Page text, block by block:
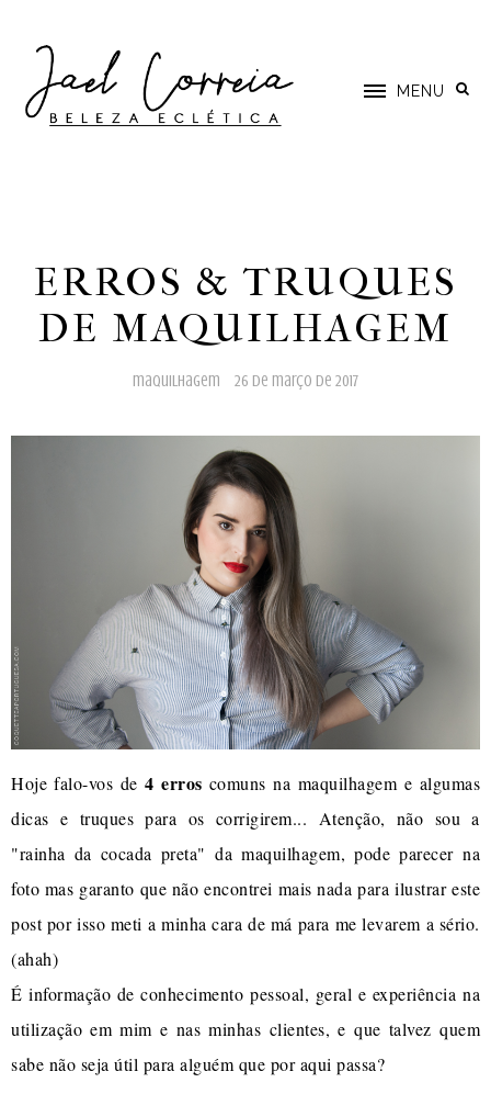
MENU
ERROS & TRUQUES
DE MAQUILHAGEM
maquilhagem 26 de março de 2017
Hoje falo-vos de4 erros comuns na maquilhagem e algumas
dicas e truques para os corrigirem... Atenção, não sou a
"rainha da cocada preta" da maquilhagem, pode parecer na
foto mas garanto que não encontrei mais nada para ilustrar este
post por isso meti a minha cara de má para me levarem a sério.
(ahah)
É informação de conhecimento pessoal, geral e experiência na
utilização em mim e nas minhas clientes, e que talvez quem
sabe não seja útil para alguém que por aqui passa?